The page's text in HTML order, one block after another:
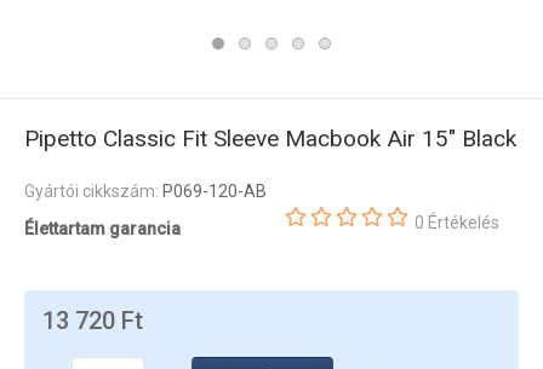
Pipetto Classic Fit Sleeve Macbook Air 15" Black
Gyártói cikkszám: P069-120-AB
Élettartam garancia
0 Értékelés
13 720 Ft